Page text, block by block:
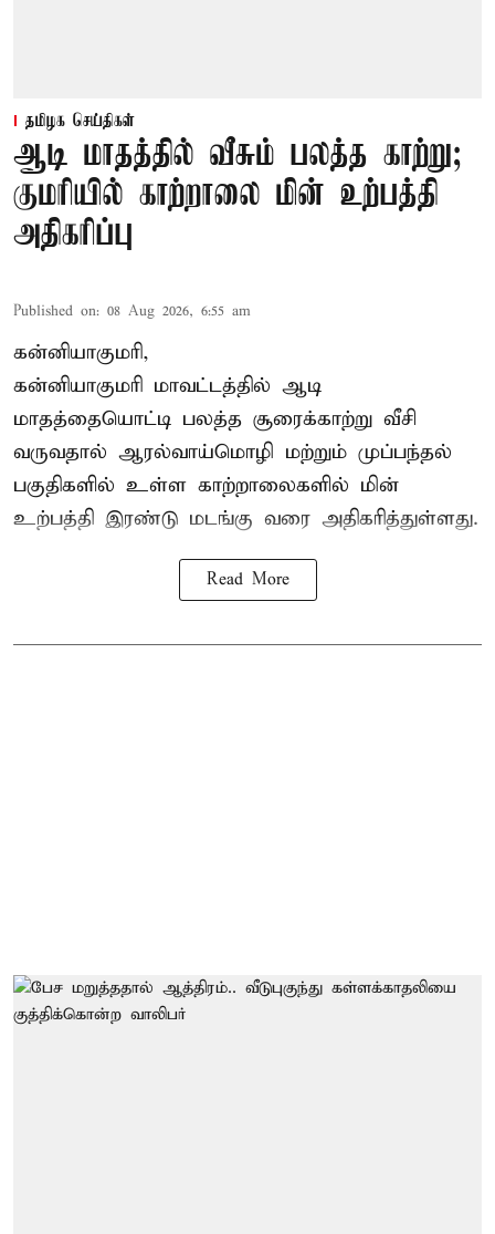
தமிழக செய்திகள்
ஆடி மாதத்தில் வீசும் பலத்த காற்று;
குமரியில் காற்றாலை மின் உற்பத்தி
அதிகரிப்பு
Published on: 08 Aug 2026, 6:55 am
கன்னியாகுமரி,
கன்னியாகுமரி மாவட்டத்தில் ஆடி
மாதத்தையொட்டி பலத்த சூரைக்காற்று வீசி
வருவதால் ஆரல்வாய்மொழி மற்றும் முப்பந்தல்
பகுதிகளில் உள்ள காற்றாலைகளில் மின்
உற்பத்தி இரண்டு மடங்கு வரை அதிகரித்துள்ளது.
Read More